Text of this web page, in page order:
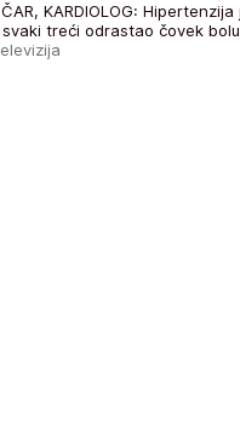
KARDIOLOG:
treći odrastao čovek